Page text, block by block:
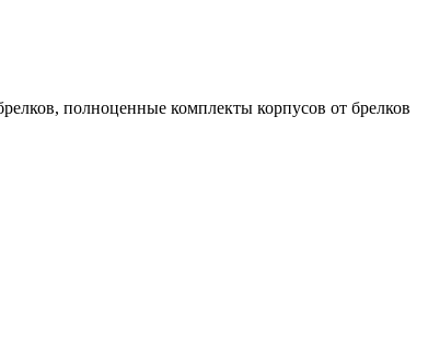
полноценные комплекты корпусов от брелков